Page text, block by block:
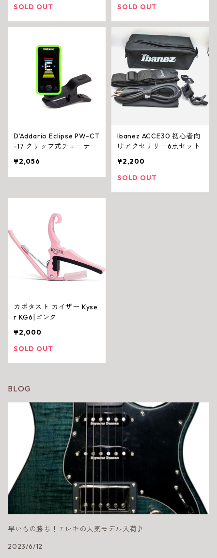
SOLD OUT SOLD OUT
D’Addario Eclipse PW-CT
-17 クリップ式チューナー
¥2,056
Ibanez ACCE30 初心者向
けアクセサリー6点セット
¥2,200
SOLD OUT
カポタスト カイザー Kyse
r KG6|ピンク
¥2,000
SOLD OUT
BLOG
早いもの勝ち！エレキの人気モデル入荷♪
2023/6/12